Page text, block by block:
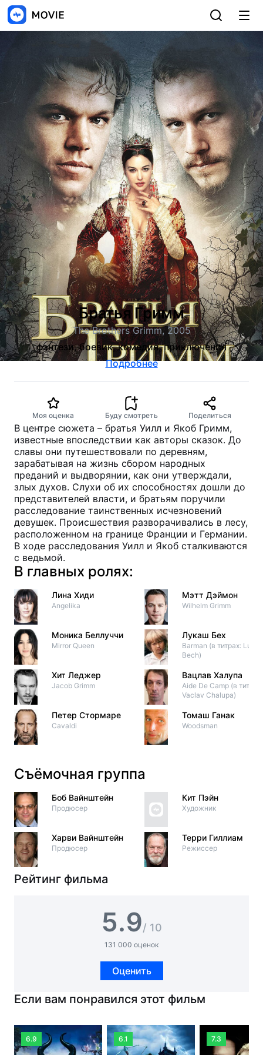
Братья Гримм
The Brothers Grimm, 2005
фэнтези, боевик, комедия, приключения
Подробнее
Моя оценка Буду смотреть Поделиться
В центре сюжета – братья Уилл и Якоб Гримм,
известные впоследствии как авторы сказок. До
славы они путешествовали по деревням,
зарабатывая на жизнь сбором народных
преданий и выдворянии, как они утверждали,
злых духов. Слухи об их способностях дошли до
представителей власти, и братьям поручили
расследование таинственных исчезновений
девушек. Происшествия разворачивались в лесу,
расположенном на границе Франции и Германии.
В ходе расследования Уилл и Якоб сталкиваются
с ведьмой.
В главных ролях:
Лина Хиди
Angelika
Моника Беллуччи
Mirror Queen
Хит Леджер
Jacob Grimm
Петер Стормаре
Cavaldi
Мэтт Дэймон
Wilhelm Grimm
Лукаш Бех
Barman (в титрах: Lukas
Bech)
Вацлав Халупа
Aide De Camp (в титрах:
Vaclav Chalupa)
Томаш Ганак
Woodsman
Съёмочная группа
Боб Вайнштейн
Продюсер
Харви Вайнштейн
Продюсер
Кит Пэйн
Художник
Терри Гиллиам
Режиссер
Рейтинг фильма
5.9/ 10
131 000 оценок
Оценить
Если вам понравился этот фильм
6.9 6.1 7.3